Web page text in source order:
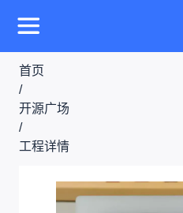
首页
/
开源广场
/
工程详情